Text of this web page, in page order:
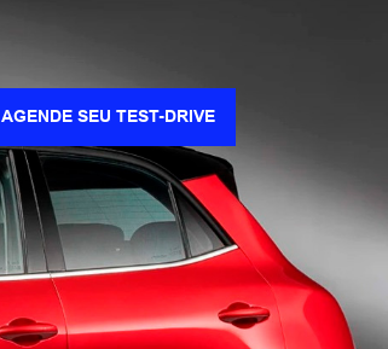
AGENDE SEU TEST-DRIVE